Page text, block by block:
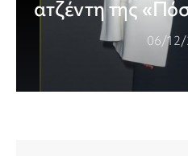
ατζέντη της
06/12/